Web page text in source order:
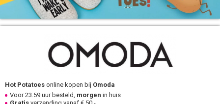
Hot Potatoes online kopen bij Omoda
Voor 23.59 uur besteld, morgen in huis